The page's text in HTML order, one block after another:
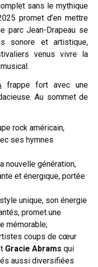
promet d’en mettre
parc Jean-Drapeau se
sonore et artistique,
venus vivre la
frappe fort avec une
Au sommet de
rock américain,
ses hymnes
nouvelle génération,
et énergique, portée
unique, son énergie
promet une
mémorable;
coups de cœur
Gracie Abrams qui
aussi diversifiées